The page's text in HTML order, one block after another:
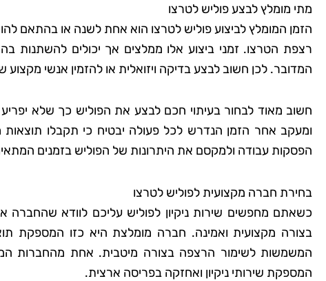
מתי מומלץ לבצע פוליש לטרצו
הזמן המומלץ לביצוע פוליש לטרצו הוא אחת לשנה או בהתאם
רצפת הטרצו. זמני ביצוע אלו ממלצים אך יכולים להשתנות
המדובר. לכן חשוב לבצע בדיקה ויזואלית או להזמין אנשי
חשוב מאוד לבחור בעיתוי חכם לבצע את הפוליש כך שלא
ומעקב אחר הזמן הנדרש לכל פעולה יבטיח כי תקבלו תוצאות
הפסקות עבודה ולמקסם את היתרונות של הפוליש בזמנים
בחירת חברה מקצועית לפוליש לטרצו
כשאתם מחפשים שירות ניקיון לפוליש עליכם לוודא שהחברה
בצורה מקצועית ואמינה. חברה מומלצת היא כזו המספקת
המשמשות לשימור הרצפה בצורה מיטבית. אחת מהחברות
המספקת שירותי ניקיון ואחזקה בפריסה ארצית.
קלין! הבית שלי מעולם
כך נקי ומטופח. הם
הפרטים הקטנים, וגם
לסביבה. השירות היה
והמחיר היה הוגן. אין